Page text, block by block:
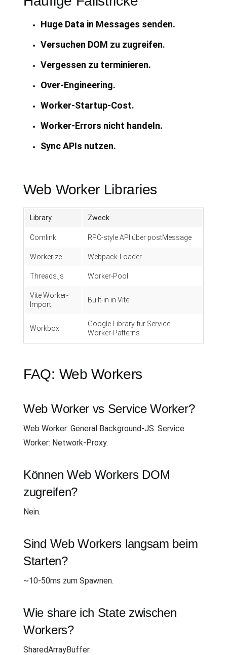
Huge Data in Messages senden.
Versuchen DOM zu zugreifen.
Vergessen zu terminieren.
Over-Engineering.
Worker-Startup-Cost.
Worker-Errors nicht handeln.
Sync APIs nutzen.
Web Worker Libraries
Library Zweck
Comlink RPC-style API über postMessage
Workerize Webpack-Loader
Threads.js Worker-Pool
Vite Worker-
Import
Built-in in Vite
Workbox
Google-Library für Service-
Worker-Patterns
FAQ: Web Workers
Web Worker vs Service Worker?
Web Worker: General Background-JS. Service
Worker: Network-Proxy.
Können Web Workers DOM
zugreifen?
Nein.
Sind Web Workers langsam beim
Starten?
~10-50ms zum Spawnen.
Wie share ich State zwischen
Workers?
SharedArrayBuffer.